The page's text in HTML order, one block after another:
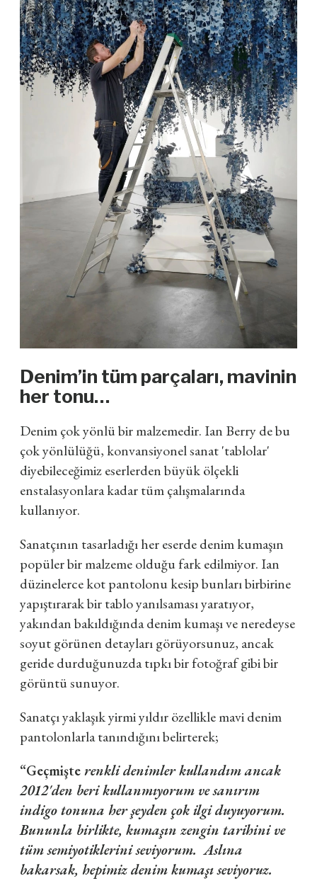
Denim’in tüm parçaları, mavinin
her tonu…
Denim çok yönlü bir malzemedir. Ian Berry de bu
çok yönlülüğü, konvansiyonel sanat 'tablolar'
diyebileceğimiz eserlerden büyük ölçekli
enstalasyonlara kadar tüm çalışmalarında
kullanıyor.
Sanatçının tasarladığı her eserde denim kumaşın
popüler bir malzeme olduğu fark edilmiyor. Ian
düzinelerce kot pantolonu kesip bunları birbirine
yapıştırarak bir tablo yanılsaması yaratıyor,
yakından bakıldığında denim kumaşı ve neredeyse
soyut görünen detayları görüyorsunuz, ancak
geride durduğunuzda tıpkı bir fotoğraf gibi bir
görüntü sunuyor.
Sanatçı yaklaşık yirmi yıldır özellikle mavi denim
pantolonlarla tanındığını belirterek;
“Geçmişterenkli denimler kullandım ancak
2012'den beri kullanmıyorum ve sanırım
indigo tonuna her şeyden çok ilgi duyuyorum.
Bununla birlikte, kumaşın zengin tarihini ve
tüm semiyotiklerini seviyorum. Aslına
bakarsak, hepimiz denim kumaşı seviyoruz.